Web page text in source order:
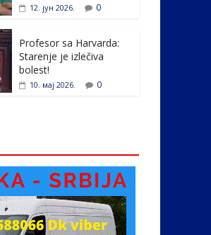
12. јун 2026. 0
Profesor sa Harvarda:
Starenje je izlečiva
bolest!
10. мај 2026. 0